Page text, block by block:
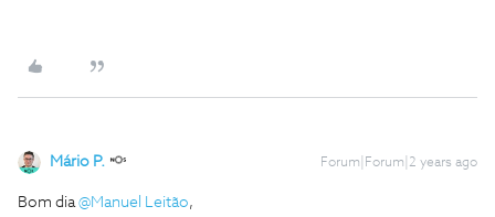
Mário P. Forum|Forum|2 years ago
Bom dia@Manuel Leitão,